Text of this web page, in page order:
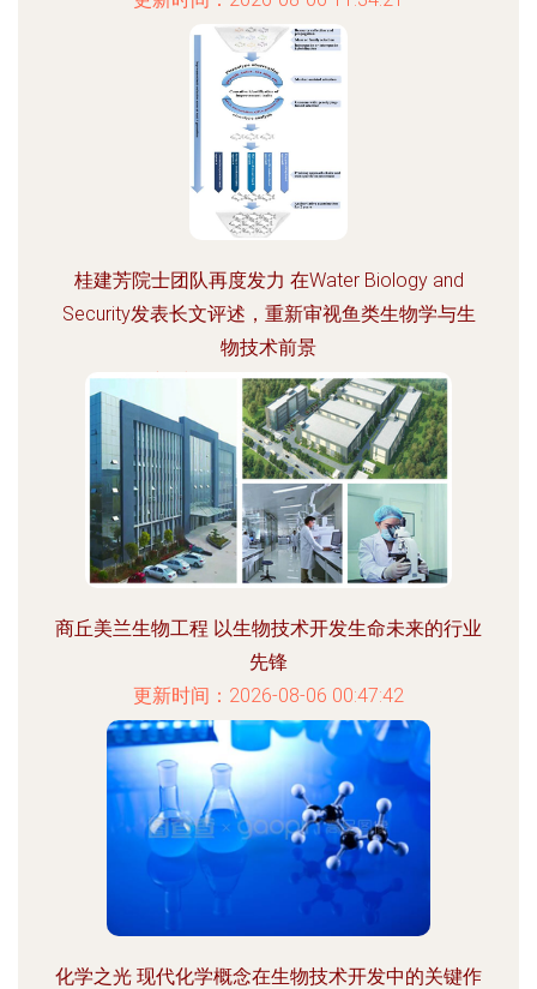
桂建芳院士团队再度发力 在Water Biology and
Security发表长文评述，重新审视鱼类生物学与生
物技术前景
更新时间：2026-08-06 14:27:59
商丘美兰生物工程 以生物技术开发生命未来的行业
先锋
更新时间：2026-08-06 00:47:42
化学之光 现代化学概念在生物技术开发中的关键作